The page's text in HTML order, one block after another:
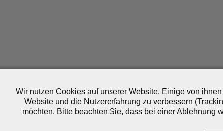
Wir nutzen Cookies auf unserer Website. Einige von
Website und die Nutzererfahrung zu verbessern
möchten. Bitte beachten Sie, dass bei einer Ablehnung